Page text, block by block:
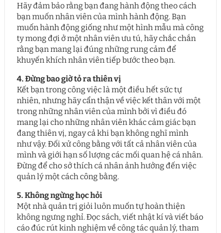
Hãy đảm bảo rằng bạn đang hành động theo cách
bạn muốn nhân viên của mình hành động. Bạn
muốn hành động giống như một hình mẫu mà công
ty mong đợi ở một nhân viên ưu tú, hãy chắc chắn
rằng bạn mang lại đúng những rung cảm để
khuyến khích nhân viên tiếp bước theo bạn.
4. Đừng bao giờ tỏ ra thiên vị
Kết bạn trong công việc là một điều hết sức tự
nhiên, nhưng hãy cẩn thận về việc kết thân với một
trong những nhân viên của mình bởi vì điều đó
mang lại cho những nhân viên khác cảm giác bạn
đang thiên vị, ngay cả khi bạn không nghĩ mình
như vậy. Đối xử công bằng với tất cả nhân viên của
mình và giới hạn số lượng các mối quan hệ cá nhân.
Đừng để cho sở thích cá nhân ảnh hưởng đến việc
quản lý một cách công bằng.
5. Không ngừng học hỏi
Một nhà quản trị giỏi luôn muốn tự hoàn thiện
không ngưng nghỉ. Đọc sách, viết nhật kí và viết báo
cáo đúc rút kinh nghiệm về công tác quản lý, tham